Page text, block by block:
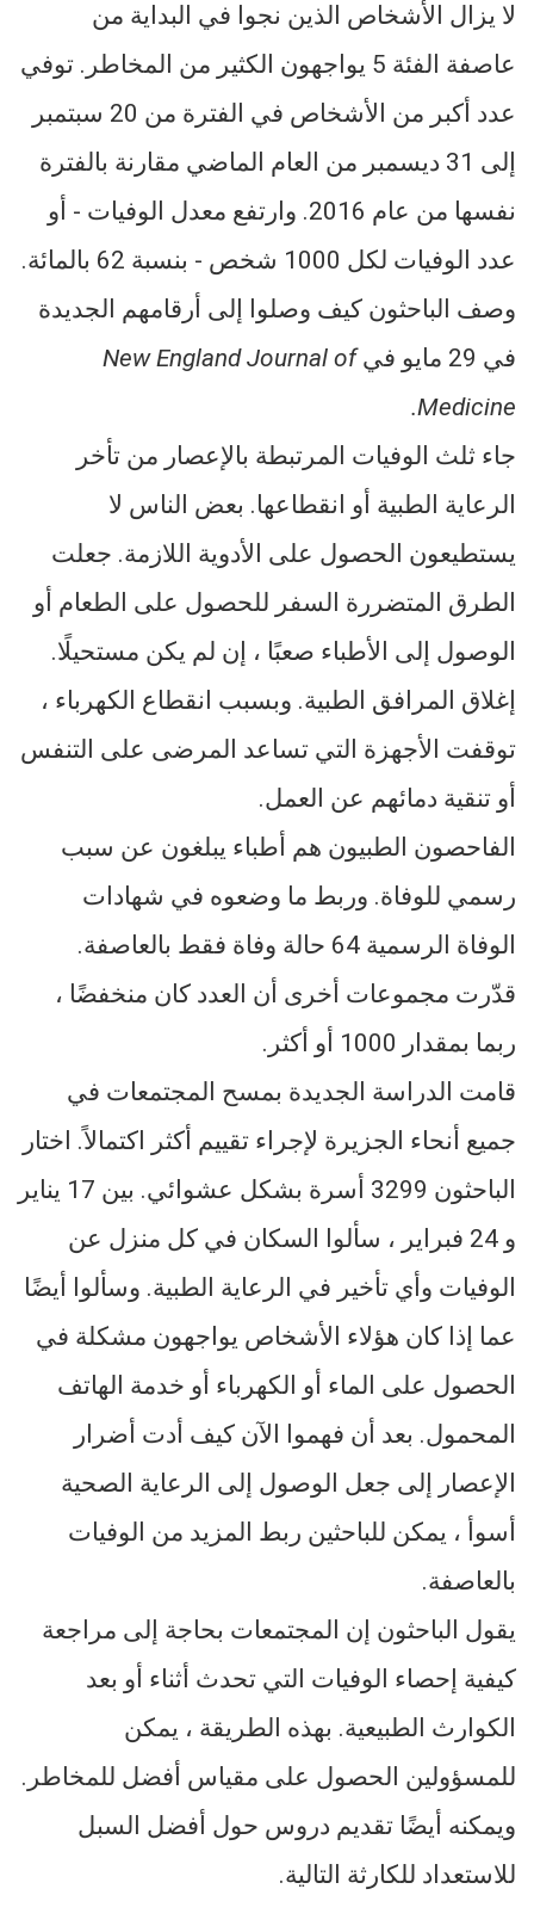
لا يزال الأشخاص الذين نجوا في البداية من
عاصفة الفئة 5 يواجهون الكثير من المخاطر. توفي
عدد أكبر من الأشخاص في الفترة من 20 سبتمبر
إلى 31 ديسمبر من العام الماضي مقارنة بالفترة
نفسها من عام 2016. وارتفع معدل الوفيات - أو
عدد الوفيات لكل 1000 شخص - بنسبة 62 بالمائة.
وصف الباحثون كيف وصلوا إلى أرقامهم الجديدة
في 29 مايو في
New England Journal of
Medicine.
جاء ثلث الوفيات المرتبطة بالإعصار من تأخر
الرعاية الطبية أو انقطاعها. بعض الناس لا
يستطيعون الحصول على الأدوية اللازمة. جعلت
الطرق المتضررة السفر للحصول على الطعام أو
الوصول إلى الأطباء صعبًا ، إن لم يكن مستحيلًا.
إغلاق المرافق الطبية. وبسبب انقطاع الكهرباء ،
توقفت الأجهزة التي تساعد المرضى على التنفس
أو تنقية دمائهم عن العمل.
الفاحصون الطبيون هم أطباء يبلغون عن سبب
رسمي للوفاة. وربط ما وضعوه في شهادات
الوفاة الرسمية 64 حالة وفاة فقط بالعاصفة.
قدّرت مجموعات أخرى أن العدد كان منخفضًا ،
ربما بمقدار 1000 أو أكثر.
قامت الدراسة الجديدة بمسح المجتمعات في
جميع أنحاء الجزيرة لإجراء تقييم أكثر اكتمالاً. اختار
الباحثون 3299 أسرة بشكل عشوائي. بين 17 يناير
و 24 فبراير ، سألوا السكان في كل منزل عن
الوفيات وأي تأخير في الرعاية الطبية. وسألوا أيضًا
عما إذا كان هؤلاء الأشخاص يواجهون مشكلة في
الحصول على الماء أو الكهرباء أو خدمة الهاتف
المحمول. بعد أن فهموا الآن كيف أدت أضرار
الإعصار إلى جعل الوصول إلى الرعاية الصحية
أسوأ ، يمكن للباحثين ربط المزيد من الوفيات
بالعاصفة.
يقول الباحثون إن المجتمعات بحاجة إلى مراجعة
كيفية إحصاء الوفيات التي تحدث أثناء أو بعد
الكوارث الطبيعية. بهذه الطريقة ، يمكن
للمسؤولين الحصول على مقياس أفضل للمخاطر.
ويمكنه أيضًا تقديم دروس حول أفضل السبل
للاستعداد للكارثة التالية.